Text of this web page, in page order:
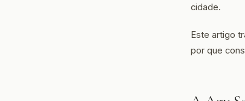
cidade.
Este artigo
por que